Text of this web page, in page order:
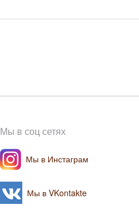
Мы в соц сетях
Мы в Инстаграм
Мы в VKontakte